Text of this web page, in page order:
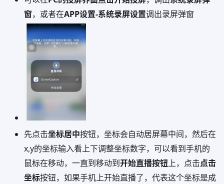
窗，或者在APP设置-系统录屏设置调出录屏弹窗
先点击坐标居中按钮，坐标会自动居屏幕中间，然后在
x,y的坐标输入看上下调整坐标数字，可以看到手机的
鼠标在移动，一直到移动到开始直播按钮上，点击点击
坐标按钮，如果手机上开始直播了，代表这个坐标是成